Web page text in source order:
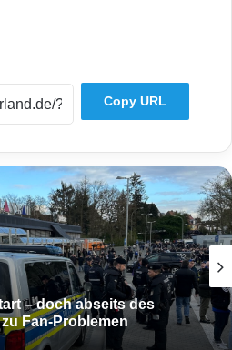
Copy URL
– doch abseits des
Fan-Problemen